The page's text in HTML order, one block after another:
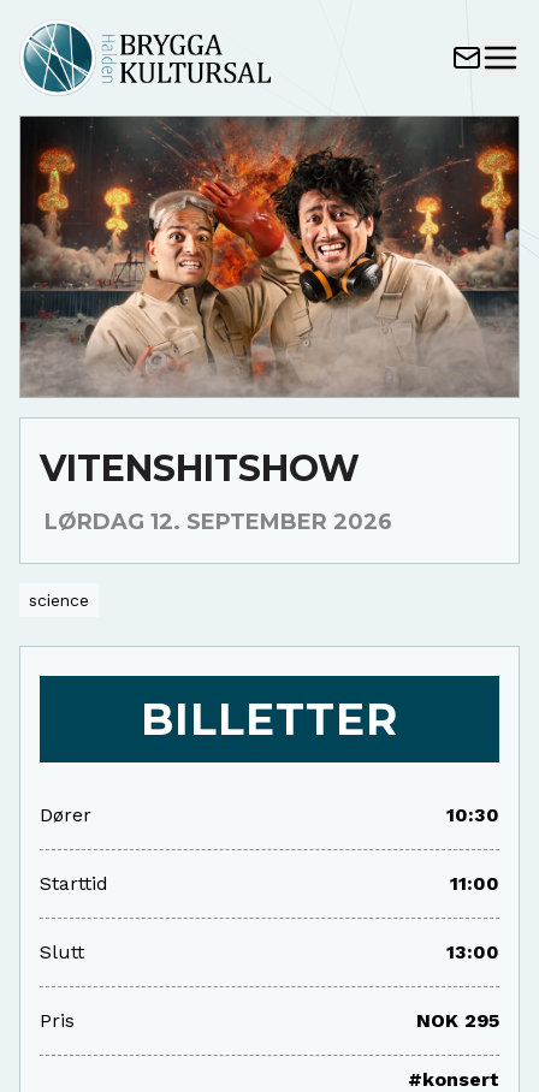
VITENSHITSHOW
LØRDAG 12. SEPTEMBER 2026
science
BILLETTER
Dører 10:30
Starttid 11:00
Slutt 13:00
Pris NOK 295
#konsert